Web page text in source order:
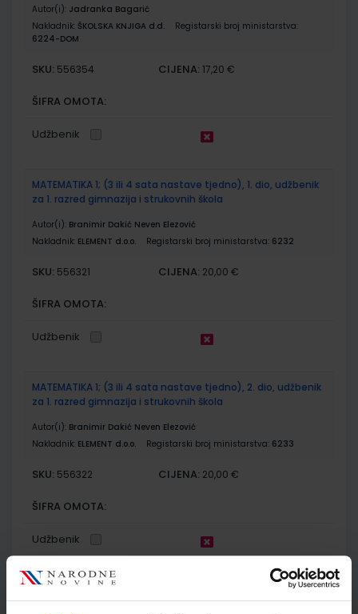
Autor(i): Jadranka Bagarić
Nakladnik: ŠKOLSKA KNJIGA d.d.
Registarski broj ministarstva:
6224-DOM
SKU: 556354 CIJENA: 17,20 €
ŠIFRA OMOTA:
Udžbenik
MATEMATIKA 1; (3 ili 4 sata nastave tjedno), 1. dio, udžbenik
za 1. razred gimnazija i strukovnih škola
Autor(i): Branimir Dakić Neven Elezović
Nakladnik: ELEMENT d.o.o. Registarski broj ministarstva: 6232
SKU: 556321 CIJENA: 20,00 €
ŠIFRA OMOTA:
Udžbenik
MATEMATIKA 1; (3 ili 4 sata nastave tjedno), 2. dio, udžbenik
za 1. razred gimnazija i strukovnih škola
Autor(i): Branimir Dakić Neven Elezović
Nakladnik: ELEMENT d.o.o. Registarski broj ministarstva: 6233
SKU: 556322 CIJENA: 20,00 €
ŠIFRA OMOTA:
Udžbenik
INFORMATIKA 1 - PROGRAMSKI JEZIK PYTHON; udžbenik
informatike s dodatnim digitalnim sadržajima